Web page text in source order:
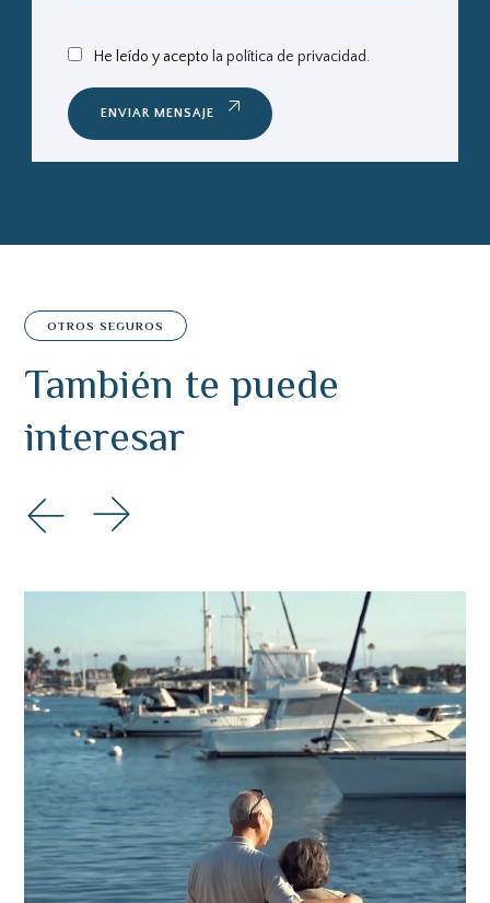
He leído y acepto la política de privacidad.
ENVIAR MENSAJE
OTROS SEGUROS
También te puede
interesar